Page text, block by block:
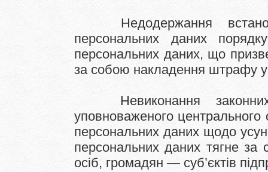
Недодержання
персональних даних
персональних даних, що
за собою накладення штрафу у
Невиконання законних
уповноваженого центрального
персональних даних щодо
персональних даних тягне
осіб, громадян — суб’єктів